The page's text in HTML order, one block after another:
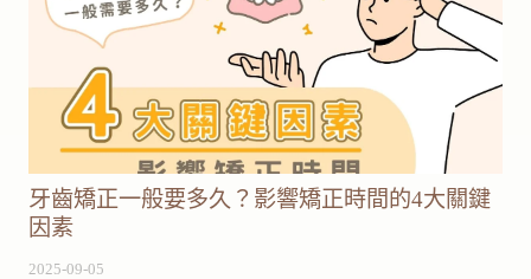
牙齒矯正一般要多久？影響矯正時間的4大關鍵
因素
2025-09-05